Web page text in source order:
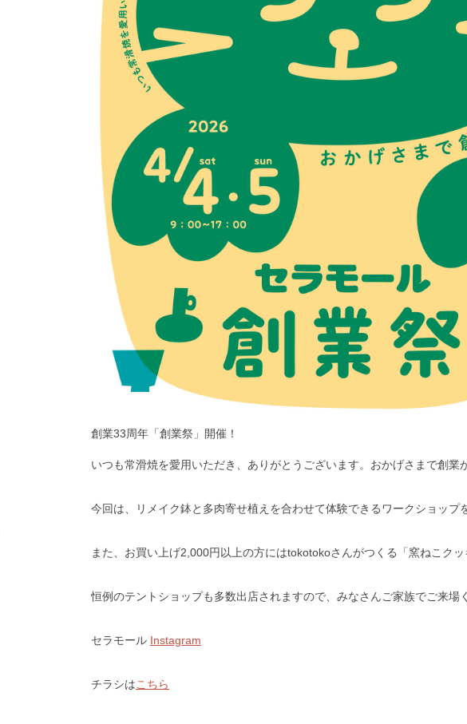
創業33周年「創業祭」開催！
いつも常滑焼を愛用いただき、ありがとうございます。おかげさまで創業
今回は、リメイク鉢と多肉寄せ植えを合わせて体験できるワークショップ
また、お買い上げ2,000円以上の方にはtokotokoさんがつくる「窯ねこクッ
恒例のテントショップも多数出店されますので、みなさんご家族でご来場
セラモール Instagram
チラシはこちら